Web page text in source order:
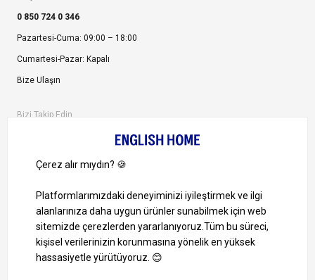
0 850 724 0 346
Pazartesi-Cuma: 09:00 – 18:00
Cumartesi-Pazar: Kapalı
Bize Ulaşın
Bizi Takip Edin
1000 TL ve Üzeri Alışverişlerinizde Kargo Bedava!